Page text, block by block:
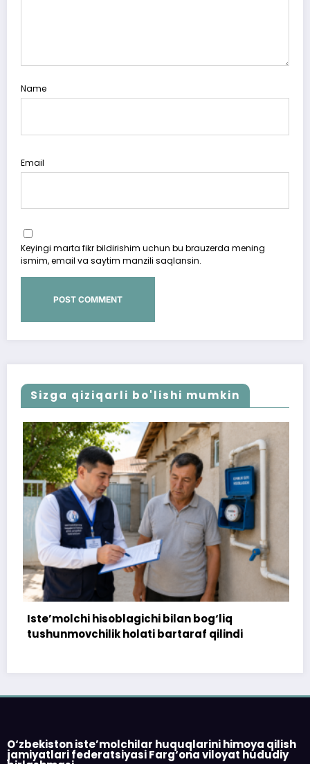
Name
Email
Keyingi marta fikr bildirishim uchun bu brauzerda mening
ismim, email va saytim manzili saqlansin.
Sizga qiziqarli bo'lishi mumkin
bilan bog‘liq
bartaraf qilindi
172 million so‘m to‘landi,
topshirilmadi…
O‘zbekiston iste’molchilar huquqlarini himoya qilish
jamiyatlari federatsiyasi Farg‘ona viloyat hududiy